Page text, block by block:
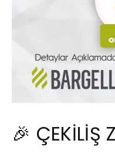
🎉 ÇEKİLİŞ